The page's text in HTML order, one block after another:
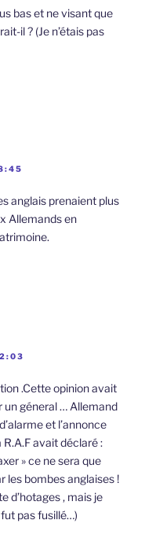
bas et ne visant que
il ? (Je n’étais pas
anglais prenaient plus
Allemands en
.Cette opinion avait
un géneral … Allemand
et l’annonce
R.A.F avait déclaré :
» ce ne sera que
les bombes anglaises !
d’hotages , mais je
fut pas fusillé…)